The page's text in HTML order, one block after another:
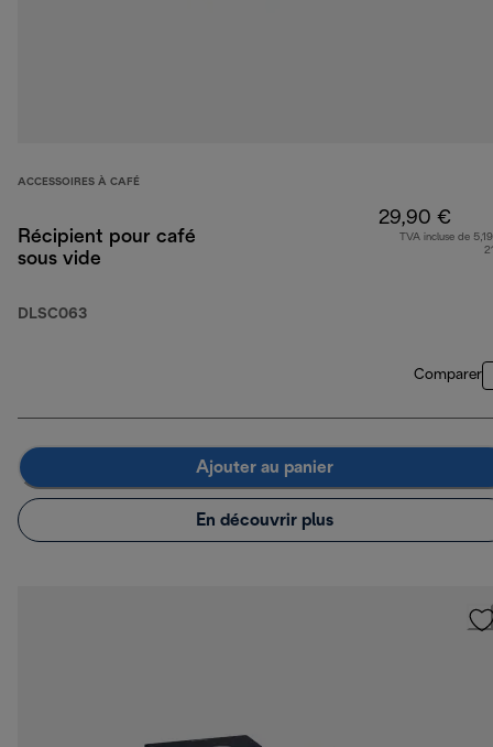
ACCESSOIRES À CAFÉ
Récipient pour café
sous vide
DLSC063
29,90 €
TVA incluse de
Comparer
Ajouter au panier
En découvrir plus